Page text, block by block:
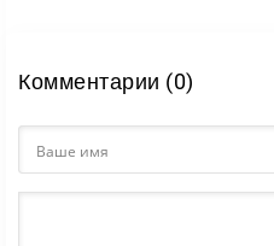
Комментарии (0)